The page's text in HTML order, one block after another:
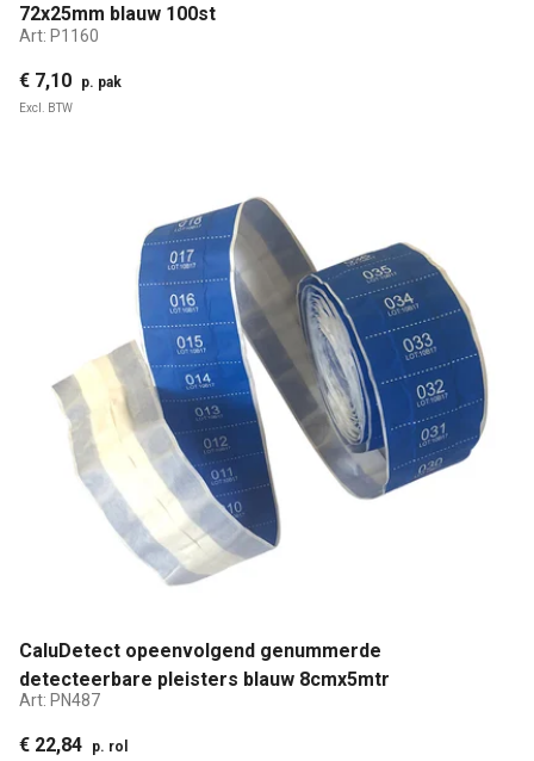
72x25mm blauw 100st
Art: P1160
€ 7,10 p. pak
Excl. BTW
CaluDetect opeenvolgend genummerde
detecteerbare pleisters blauw 8cmx5mtr
Art: PN487
€ 22,84 p. rol